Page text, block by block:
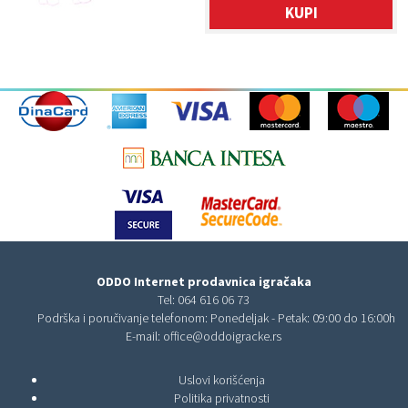
KUPI
ODDO Internet prodavnica igračaka
Tel: 064 616 06 73
Podrška i poručivanje telefonom: Ponedeljak - Petak: 09:00 do 16:00h
E-mail: office@oddoigracke.rs
Uslovi korišćenja
Politika privatnosti